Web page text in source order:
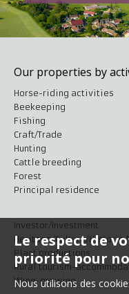
Our properties by
Horse-riding activities
Beekeeping
Fishing
Craft/Trade
Hunting
Cattle breeding
Forest
Principal residence
Investor/Investment
Heritage/Culture/Historic
Plant productions
Rural tourism-
Wine-growing
Le respect de
priorité pour
Nous utilisons des